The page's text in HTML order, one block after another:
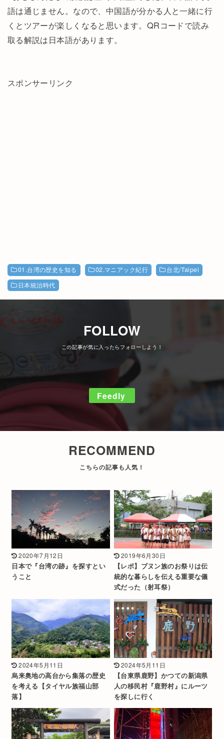
語は通じません。なので、中国語が分かる人と一緒に行
くとツアーが楽しくなると思います。QRコードで読み
取る解説は日本語があります。
スポンサーリンク
01.台湾の歴史を知る 02.マニアック紀行
台北/Taipei
日本統治時代
FOLLOW
Feedly
RECOMMEND
2020年7月12日
日本で『台湾の跡』を探すとい
うこと
2019年6月30日
【レポ】ブヌン族のお祭りは伝
統的な暮らしを伝える重要な儀
式だった（射耳祭）
2024年5月11日
烏来奥地の高台から集落の歴史
を考える【タイヤル族福山部
落】
2024年5月11日
【台東県鹿野】かつての新潟県
人の移民村『鹿野村』にルーツ
を探しに行く